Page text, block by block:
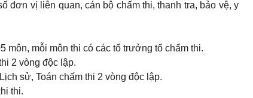
đơn vị liên quan, cán bộ chấm thi, thanh tra, bảo vệ, y
mỗi môn thi có các tổ trưởng tổ chấm thi.
2 vòng độc lập.
sử, Toán chấm thi 2 vòng độc lập.
thi.